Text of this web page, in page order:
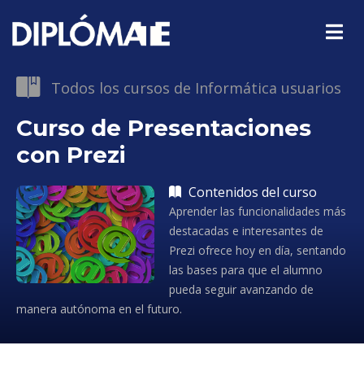
Todos los cursos de Informática usuarios
Curso de Presentaciones
con Prezi
Contenidos del curso
Aprender las funcionalidades más
destacadas e interesantes de
Prezi ofrece hoy en día, sentando
las bases para que el alumno
pueda seguir avanzando de
manera autónoma en el futuro.